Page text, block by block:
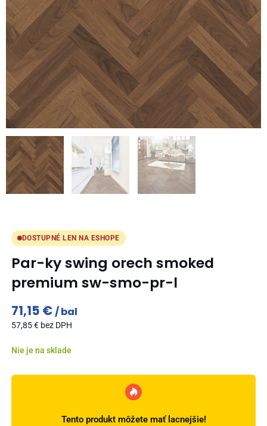
DOSTUPNÉ LEN NA ESHOPE
Par-ky swing orech smoked
premium sw-smo-pr-l
71,15 € bal
57,85€ bez DPH
Nie je na sklade
Tento produkt môžete mať lacnejšie!